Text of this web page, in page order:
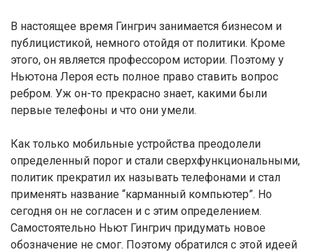
В настоящее время Гингрич занимается бизнесом и
публицистикой, немного отойдя от политики. Кроме
этого, он является профессором истории. Поэтому у
Ньютона Лероя есть полное право ставить вопрос
ребром. Уж он-то прекрасно знает, какими были
первые телефоны и что они умели.
Как только мобильные устройства преодолели
определенный порог и стали сверхфункциональными,
политик прекратил их называть телефонами и стал
применять название “карманный компьютер”. Но
сегодня он не согласен и с этим определением.
Самостоятельно Ньют Гингрич придумать новое
обозначение не смог. Поэтому обратился с этой идеей